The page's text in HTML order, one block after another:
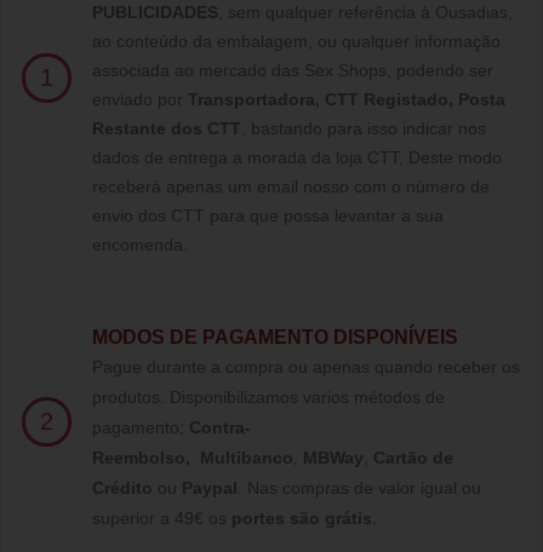
1
PUBLICIDADES , sem qualquer referência à Ousadias,
ao conteúdo da embalagem, ou qualquer informação
associada ao mercado das Sex Shops, podendo ser
enviado por Transportadora, CTT Registado, Posta
Restante dos CTT , bastando para isso indicar nos
dados de entrega a morada da loja CTT, Deste modo
receberá apenas um email nosso com o número de
envio dos CTT para que possa levantar a sua
encomenda.
2
MODOS DE PAGAMENTO DISPONÍVEIS
Pague durante a compra ou apenas quando receber os
produtos. Disponibilizamos varios métodos de
pagamento; Contra-
Reembolso, Multibanco MBWay
Cartão de
Crédito ou Paypal
Nas compras de valor igual ou
superior a 49€ os portes são grátis